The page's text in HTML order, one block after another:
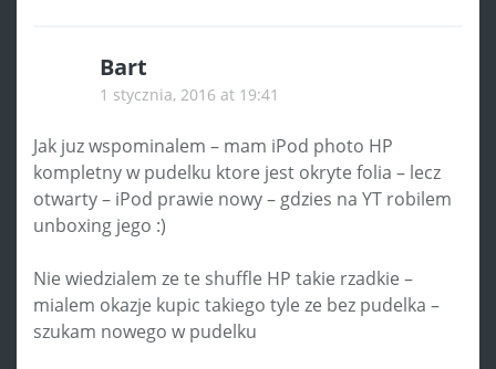
Bart
1 stycznia, 2016 at 19:41
Jak juz wspominalem – mam iPod photo HP
kompletny w pudelku ktore jest okryte folia – lecz
otwarty – iPod prawie nowy – gdzies na YT robilem
unboxing jego :)
Nie wiedzialem ze te shuffle HP takie rzadkie –
mialem okazje kupic takiego tyle ze bez pudelka –
szukam nowego w pudelku